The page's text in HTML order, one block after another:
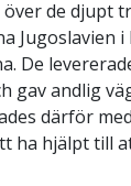
över de djupt
Jugoslavien
De
gav andlig
därför
ha hjälpt till